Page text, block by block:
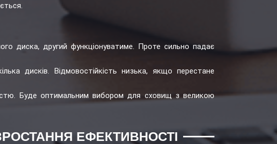
диска, другий функціонуватиме. Проте сильно падає
дисків. Відмовостійкість низька, якщо перестане
Буде оптимальним вибором для сховищ з великою
ЕФЕКТИВНОСТІ